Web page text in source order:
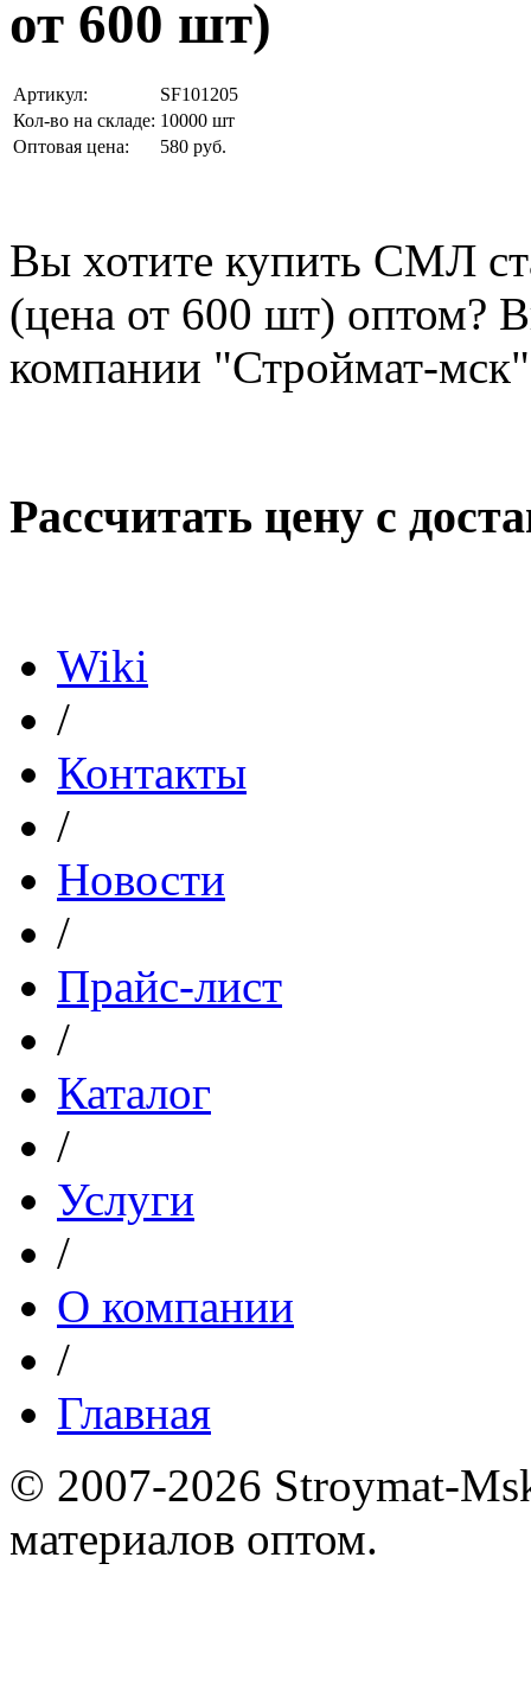
от 600 шт)
Артикул:
SF101205
Кол-во на складе: 10000 шт
Оптовая цена:
580 руб.
Вы хотите купить СМЛ
(цена от 600 шт) оптом?
компании "Строймат-
Рассчитать цену с
Wiki
/
Контакты
/
Новости
/
Прайс-лист
/
Каталог
/
Услуги
/
О компании
/
Главная
© 2007-2026 Stroymat-
материалов оптом.